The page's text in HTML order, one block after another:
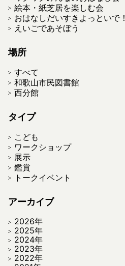
絵本・紙芝居を楽しむ会
おはなしだいすきよっといで！
えいごであそぼう
場所
すべて
和歌山市民図書館
西分館
タイプ
こども
ワークショップ
展示
鑑賞
トークイベント
アーカイブ
2026年
2025年
2024年
2023年
2022年